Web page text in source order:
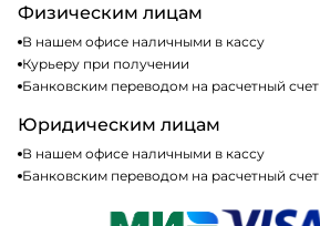
Физическим лицам
В нашем офисе наличными в кассу
Курьеру при получении
Банковским переводом на расчетный счет
Юридическим лицам
В нашем офисе наличными в кассу
Банковским переводом на расчетный счет